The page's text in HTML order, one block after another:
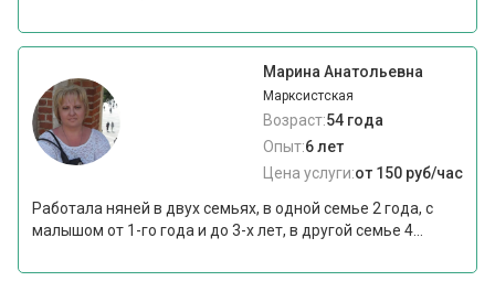
Марина Анатольевна
Марксистская
Возраст:54 года
Опыт:6 лет
Цена услуги:от 150 руб/час
Работала няней в двух семьях, в одной семье 2 года, с
малышом от 1-го года и до 3-х лет, в другой семье 4...